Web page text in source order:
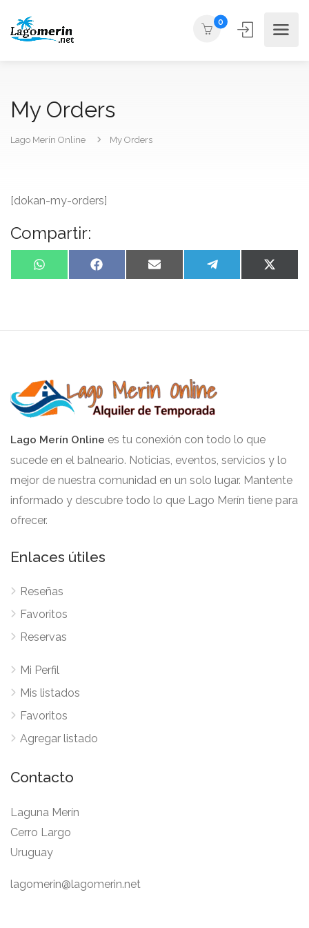
0
My Orders
Lago Merín Online My Orders
[dokan-my-orders]
Compartir:
WhatsApp Facebook Email Telegram X
Lago Merín Online es tu conexión con todo lo que
sucede en el balneario. Noticias, eventos, servicios y lo
mejor de nuestra comunidad en un solo lugar. Mantente
informado y descubre todo lo que Lago Merín tiene para
ofrecer.
Enlaces útiles
Reseñas
Favoritos
Reservas
Mi Perfil
Mis listados
Favoritos
Agregar listado
Contacto
Laguna Merín
Cerro Largo
Uruguay
lagomerin@lagomerin.net